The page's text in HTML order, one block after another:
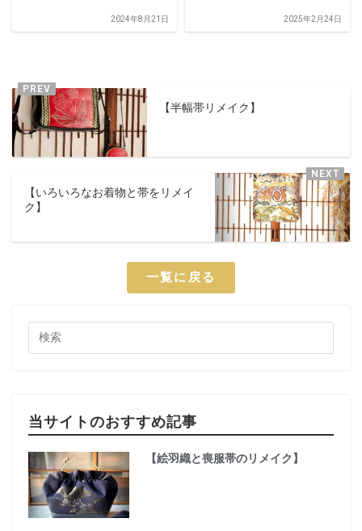
2024年8月21日 2025年2月24日
【半幅帯リメイク】
【いろいろなお着物と帯をリメイ
ク】
一覧に戻る
当サイトのおすすめ記事
【絵羽織と喪服帯のリメイク】